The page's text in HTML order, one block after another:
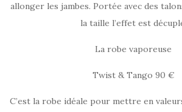
allonger les jambes. Portée avec des
la taille l’effet est
La robe vaporeuse
Twist & Tango 90 €
C’est la robe idéale pour mettre en